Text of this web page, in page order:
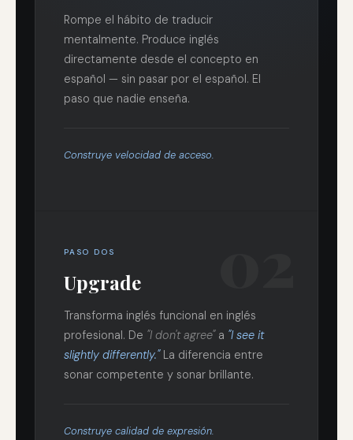
Rompe el hábito de traducir
mentalmente. Produce inglés
directamente desde el concepto en
español — sin pasar por el español. El
paso que nadie enseña.
Construye velocidad de acceso.
PASO DOS
Upgrade
Transforma inglés funcional en inglés
profesional. De "I don't agree"a "I see it
slightly differently."La diferencia entre
sonar competente y sonar brillante.
Construye calidad de expresión.